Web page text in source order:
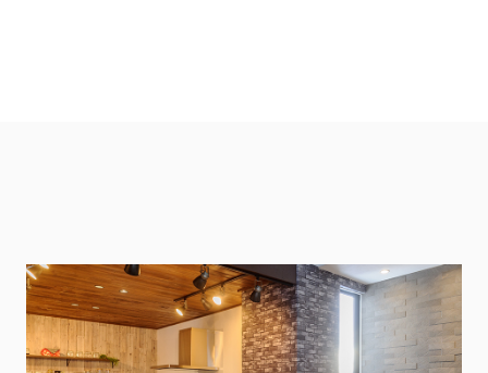
店舗・ショールーム情報
所在地
〒023-0003 岩手県奥州市水沢佐倉河字東